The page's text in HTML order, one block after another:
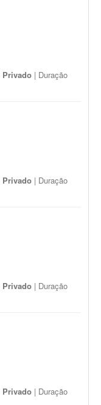
Privado | Duração
Privado | Duração
Privado | Duração
Privado | Duração